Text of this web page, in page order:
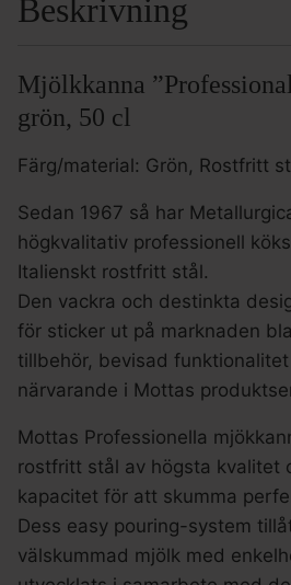
Beskrivning
Mjölkkanna
grön, 50 cl
Färg/material: Grön, Rostfritt
Sedan 1967 så har
högkvalitativ professionell
Italienskt rostfritt stål.
Den vackra och destinkta
för sticker ut på marknaden
tillbehör, bevisad
närvarande i Mottas
Mottas Professionella
rostfritt stål av högsta kvalitet
kapacitet för att skumma
Dess easy pouring-system
välskummad mjölk med